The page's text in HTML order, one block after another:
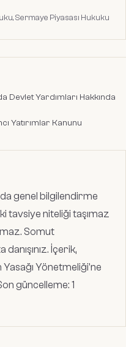
makineleri, istihdamı
yerine getirildiği
onaylanarak belge
Sermaye Piyasası Hukuku
Devlet Yardımları Hakkında
Yatırımlar Kanunu
genel bilgilendirme
tavsiye niteliği taşımaz
Somut
İçerik,
Yönetmeliği'ne
güncelleme: 1